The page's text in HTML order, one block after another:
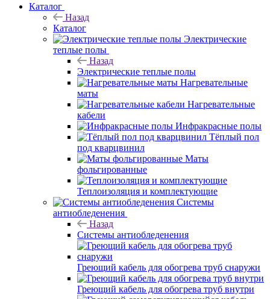
Каталог
Назад
Каталог
Электрические
теплые полы
Назад
Электрические теплые полы
Нагревательные
маты
Нагревательные
кабели
Инфракрасные полы
Тёплый пол
под кварцвинил
Маты
фольгированные
Теплоизоляция и комплектующие
Системы
антиобледенения
Назад
Системы антиобледенения
Греющий кабель для обогрева труб снаружи
Греющий кабель для обогрева труб внутри